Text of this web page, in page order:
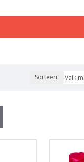
Sorteeri: